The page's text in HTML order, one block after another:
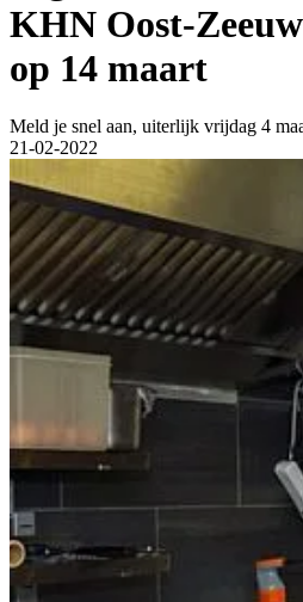
KHN Oost-
op 14 maart
Meld je snel aan, uiterlijk vrijdag 4
21-02-2022